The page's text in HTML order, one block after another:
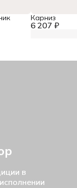
6 207 ₽
Карниз
в